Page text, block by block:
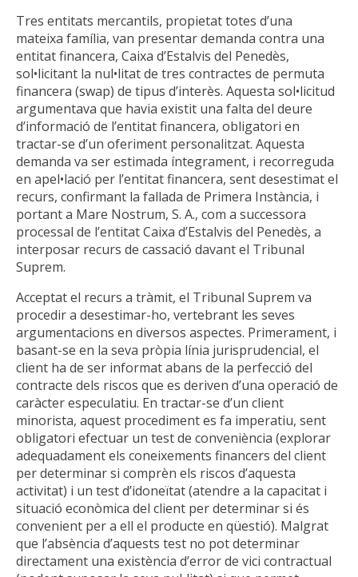
Tres entitats mercantils, propietat totes d’una
mateixa família, van presentar demanda contra una
entitat financera, Caixa d’Estalvis del Penedès,
sol•licitant la nul•litat de tres contractes de permuta
financera (swap) de tipus d’interès. Aquesta sol•licitud
argumentava que havia existit una falta del deure
d’informació de l’entitat financera, obligatori en
tractar-se d’un oferiment personalitzat. Aquesta
demanda va ser estimada íntegrament, i recorreguda
en apel•lació per l’entitat financera, sent desestimat el
recurs, confirmant la fallada de Primera Instància, i
portant a Mare Nostrum, S. A., com a successora
processal de l’entitat Caixa d’Estalvis del Penedès, a
interposar recurs de cassació davant el Tribunal
Suprem.
Acceptat el recurs a tràmit, el Tribunal Suprem va
procedir a desestimar-ho, vertebrant les seves
argumentacions en diversos aspectes. Primerament, i
basant-se en la seva pròpia línia jurisprudencial, el
client ha de ser informat abans de la perfecció del
contracte dels riscos que es deriven d’una operació de
caràcter especulatiu. En tractar-se d’un client
minorista, aquest procediment es fa imperatiu, sent
obligatori efectuar un test de conveniència (explorar
adequadament els coneixements financers del client
per determinar si comprèn els riscos d’aquesta
activitat) i un test d’idoneïtat (atendre a la capacitat i
situació econòmica del client per determinar si és
convenient per a ell el producte en qüestió). Malgrat
que l’absència d’aquests test no pot determinar
directament una existència d’error de vici contractual